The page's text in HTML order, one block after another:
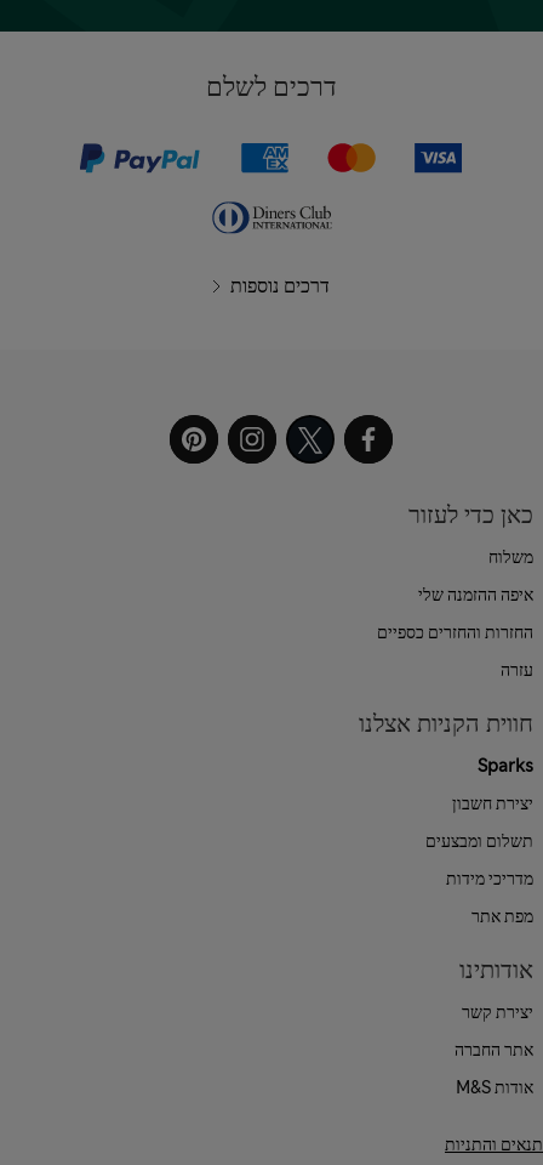
דרכים לשלם
דרכים נוספות
כאן כדי לעזור
משלוח
איפה ההזמנה שלי
החזרות והחזרים כספיים
עזרה
חווית הקניות אצלנו
Sparks
יצירת חשבון
תשלום ומבצעים
מדריכי מידות
מפת אתר
אודותינו
יצירת קשר
אתר החברה
אודות M&S
תנאים והתניות